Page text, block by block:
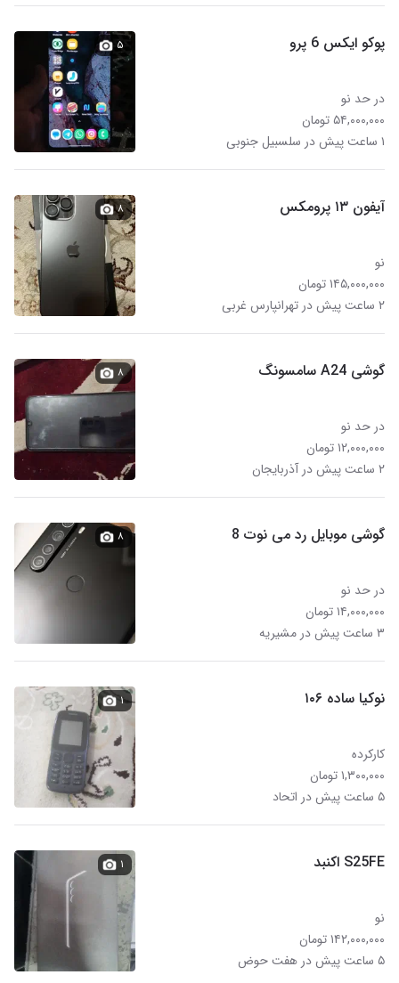
پوکو ایکس 6 پرو
در حد نو
۵۴,۰۰۰,۰۰۰ تومان
۱ ساعت پیش در سلسبیل جنوبی
۵
آیفون ۱۳ پرومکس
نو
۱۴۵,۰۰۰,۰۰۰ تومان
۲ ساعت پیش در تهرانپارس غربی
۸
گوشی A24 سامسونگ
در حد نو
۱۲,۰۰۰,۰۰۰ تومان
۲ ساعت پیش در آذربایجان
۸
گوشی موبایل رد می نوت 8
در حد نو
۱۴,۰۰۰,۰۰۰ تومان
۳ ساعت پیش در مشیریه
۸
نوکیا ساده ۱۰۶
کارکرده
۱,۳۰۰,۰۰۰ تومان
۵ ساعت پیش در اتحاد
۱
S25FE اکنبد
نو
۱۴۲,۰۰۰,۰۰۰ تومان
۵ ساعت پیش در هفت حوض
۱